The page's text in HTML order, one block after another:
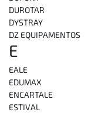
DUROTAR
DYSTRAY
DZ EQUIPAMENTOS
E
EALE
EDUMAX
ENCARTALE
ESTIVAL